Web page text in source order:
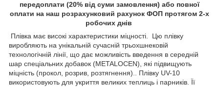
передоплати (20% від суми замовлення) або повної
оплати на наш розрахунковий рахунок ФОП протягом 2-х
робочих днів
Плівка має високі характеристики міцності. Цю плівку
виробляють на унікальній сучасній трьохшнековій
технологічній лінії, що дає можливість введення в середній
шар спеціальних добавок (METALOCEN), які підвищують
міцність (прокол, розрив, розтягнення).. Плівку UV-10
використовують для укриття великих теплиць і парників. Її